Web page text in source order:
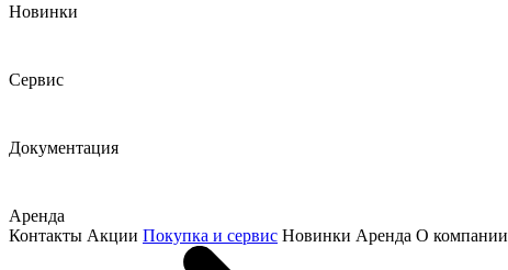
Новинки
Сервис
Документация
Аренда
Контакты Акции Покупка и сервис Новинки Аренда О компании